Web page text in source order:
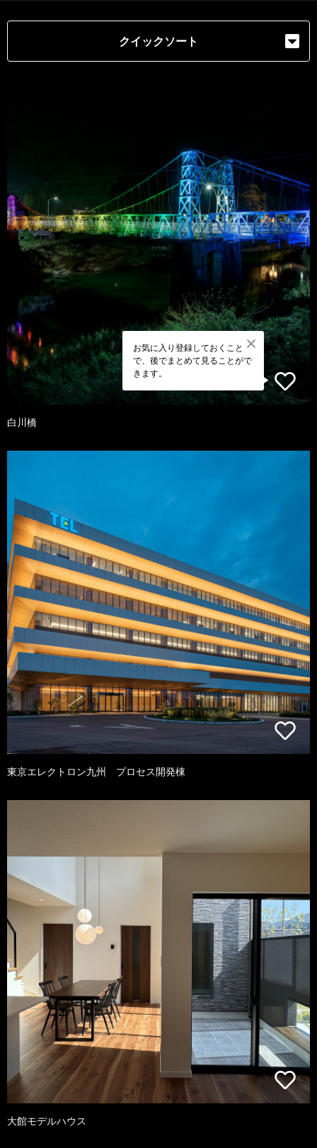
クイックソート
お気に入り登録しておくこと
で、後でまとめて見ることがで
きます。
白川橋
東京エレクトロン九州 プロセス開発棟
大館モデルハウス